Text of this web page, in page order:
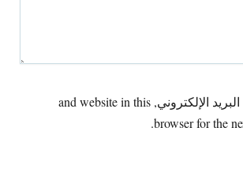
البريد الإلكتروني, and website in this
browser for the
.